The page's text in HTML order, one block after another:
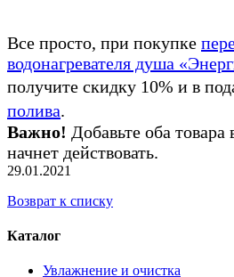
Все просто, при покупке
водонагревателя душа
получите скидку 10% и в
полива.
Важно! Добавьте оба
начнет действовать.
29.01.2021
Возврат к списку
Каталог
Увлажнение и очистка